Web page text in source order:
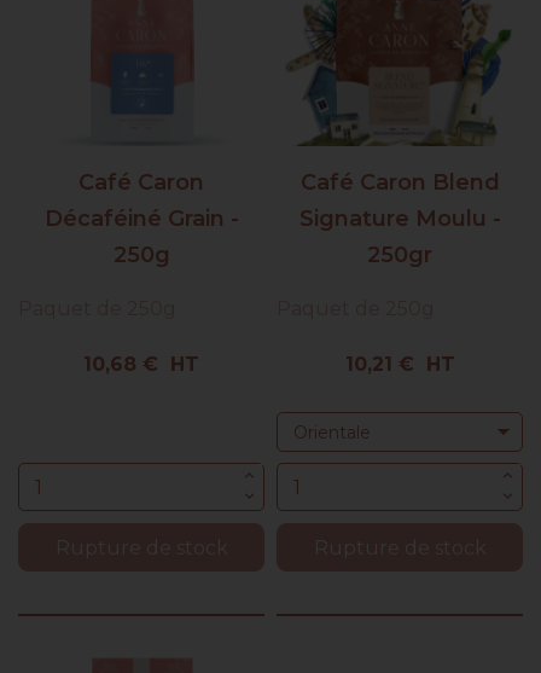
Café Caron
Décaféiné Grain -
250g
Prix
10,68 € HT
Café Caron Blend
Signature Moulu -
250gr
Prix
10,21 € HT